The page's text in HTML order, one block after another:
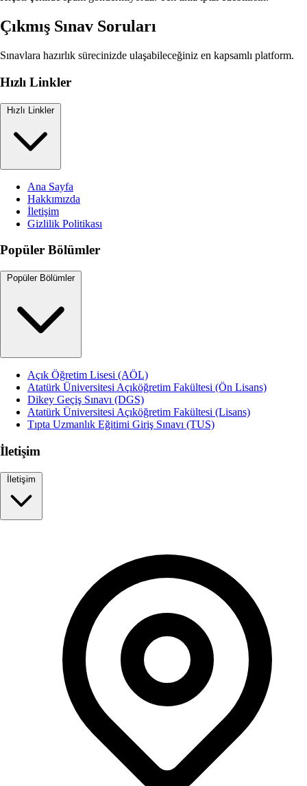
Çıkmış Sınav Soruları
Sınavlara hazırlık sürecinizde ulaşabileceğiniz en kapsamlı platform.
Hızlı Linkler
Hızlı Linkler
Ana Sayfa
Hakkımızda
İletişim
Gizlilik Politikası
Popüler Bölümler
Popüler Bölümler
Açık Öğretim Lisesi (AÖL)
Atatürk Üniversitesi Açıköğretim Fakültesi (Ön Lisans)
Dikey Geçiş Sınavı (DGS)
Atatürk Üniversitesi Açıköğretim Fakültesi (Lisans)
Tıpta Uzmanlık Eğitimi Giriş Sınavı (TUS)
İletişim
İletişim